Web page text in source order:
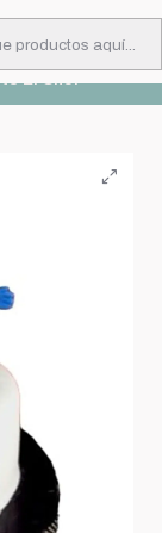
El Chef